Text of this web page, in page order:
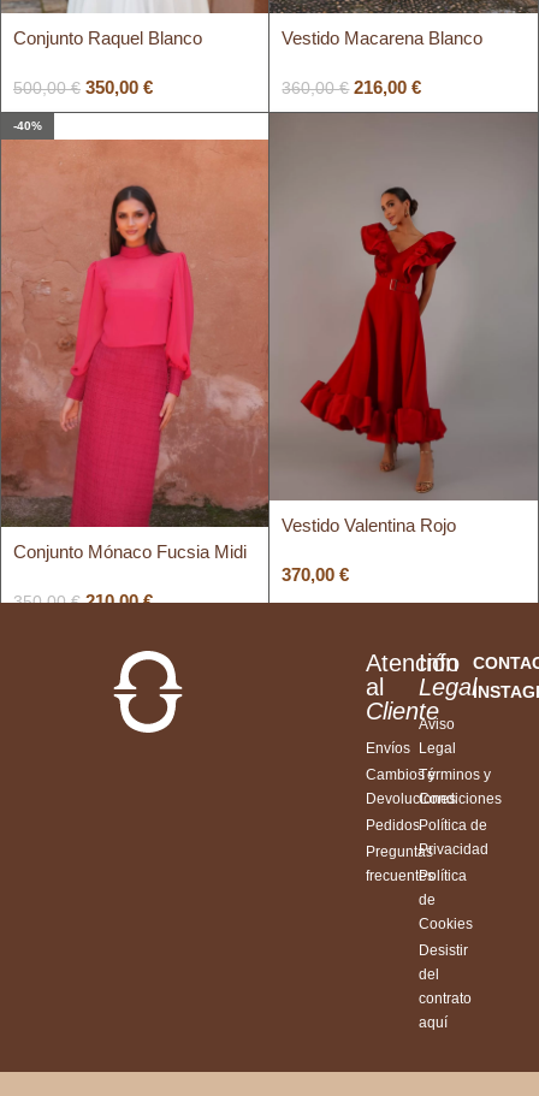
Conjunto Raquel Blanco
500,00€ 350,00 €
Vestido Macarena Blanco
360,00€ 216,00€
-40%
Conjunto Mónaco Fucsia Midi
350,00€ 210,00€
Vestido Valentina Rojo
370,00€
Atención
al
Cliente
Envíos
Cambios y
Devoluciones
Pedidos
Preguntas
frecuentes
Info
Legal
Aviso
Legal
Términos y
Condiciones
Política de
Privacidad
Política
de
Cookies
Desistir
del
contrato
aquí